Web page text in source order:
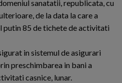
sanatatii, republicata, cu
de la data la care a
putin 85 de tichete de activitati
in sistemul de asigurari
preschimbarea in bani a
casnice, lunar.